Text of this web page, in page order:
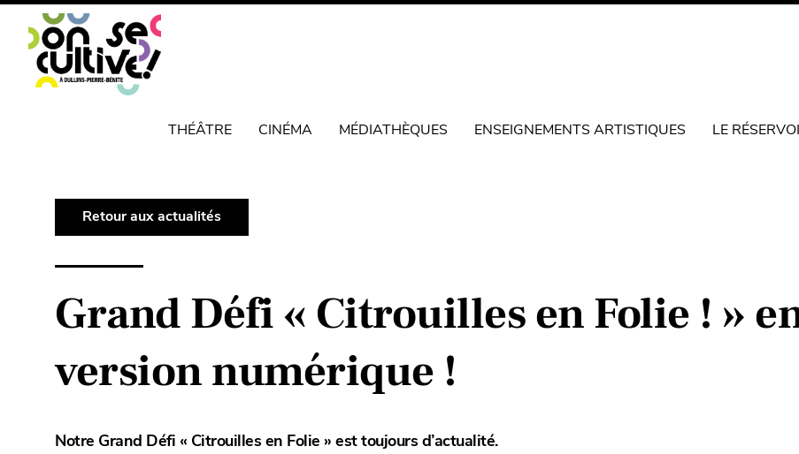
THÉÂTRE CINÉMA MÉDIATHÈQUES ENSEIGNEMENTS ARTISTIQUES LE
Retour aux actualités
Grand Défi « Citrouilles en Folie ! »
version numérique !
Notre Grand Défi « Citrouilles en Folie » est toujours d’actualité.